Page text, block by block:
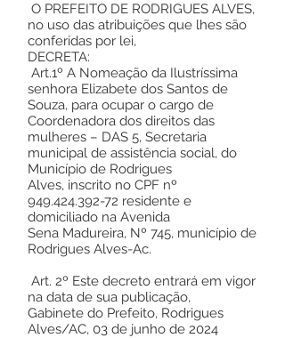
O PREFEITO DE RODRIGUES ALVES,
no uso das atribuições que lhes são
conferidas por lei,
DECRETA:
Art.1º A Nomeação da Ilustríssima
senhora Elizabete dos Santos de
Souza, para ocupar o cargo de
Coordenadora dos direitos das
mulheres – DAS 5, Secretaria
municipal de assistência social, do
Município de Rodrigues
Alves, inscrito no CPF nº
949.424.392-72 residente e
domiciliado na Avenida
Sena Madureira, Nº 745, município de
Rodrigues Alves-Ac.
Art. 2º Este decreto entrará em vigor
na data de sua publicação,
Gabinete do Prefeito, Rodrigues
Alves/AC, 03 de junho de 2024